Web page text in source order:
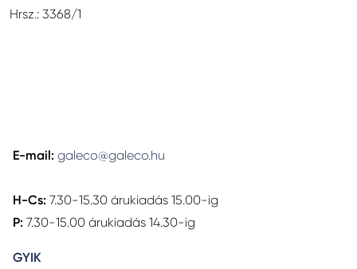
Hrsz.: 3368/1
E-mail: galeco@galeco.hu
H-Cs: 7.30-15.30 árukiadás 15.00-ig
P: 7.30-15.00 árukiadás 14.30-ig
GYIK